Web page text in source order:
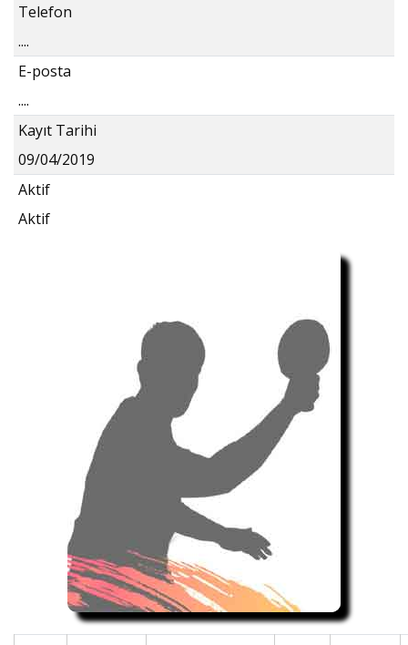
Telefon
....
E-posta
....
Kayıt Tarihi
09/04/2019
Aktif
Aktif